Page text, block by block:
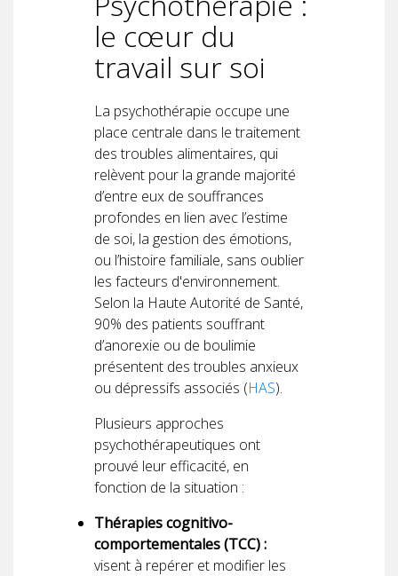
le cœur du
travail sur soi
La psychothérapie occupe une
place centrale dans le traitement
des troubles alimentaires, qui
relèvent pour la grande majorité
d’entre eux de souffrances
profondes en lien avec l’estime
de soi, la gestion des émotions,
ou l’histoire familiale, sans oublier
les facteurs d'environnement.
Selon la Haute Autorité de Santé,
90% des patients souffrant
d’anorexie ou de boulimie
présentent des troubles anxieux
ou dépressifs associés (HAS).
Plusieurs approches
psychothérapeutiques ont
prouvé leur efficacité, en
fonction de la situation :
Thérapies cognitivo-
comportementales (TCC) :
visent à repérer et modifier les